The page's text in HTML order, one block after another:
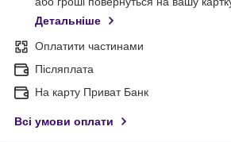
Детальніше
Оплатити частинами
Післяплата
На карту Приват Банк
Всі умови оплати